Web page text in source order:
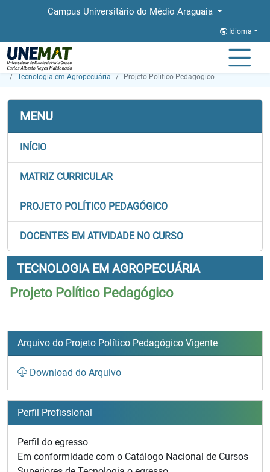
Campus Universitário do Médio Araguaia
Idioma
Página Inicial
Tecnologia em Agropecuária
Projeto Politico Pedagogico
MENU
INÍCIO
MATRIZ CURRICULAR
PROJETO POLÍTICO PEDAGÓGICO
DOCENTES EM ATIVIDADE NO CURSO
TECNOLOGIA EM AGROPECUÁRIA
Projeto Político Pedagógico
Arquivo do Projeto Político Pedagógico Vigente
Download do Arquivo
Perfil Profissional
Perfil do egresso
Em conformidade com o Catálogo Nacional de Cursos